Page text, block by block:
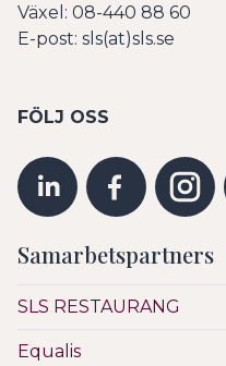
Växel: 08-440 88 60
E-post: sls(at)sls.se
FÖLJ OSS
Samarbetspartners
SLS RESTAURANG
Equalis